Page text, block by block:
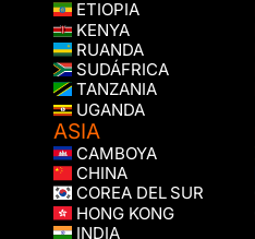
ETIOPIA
KENYA
RUANDA
SUDÁFRICA
TANZANIA
UGANDA
ASIA
CAMBOYA
CHINA
COREA DEL SUR
HONG KONG
INDIA